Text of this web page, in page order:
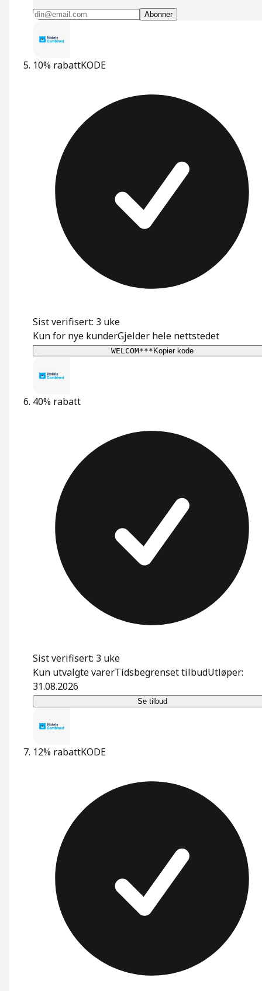
Abonner
10% rabattKODE
Sist verifisert: 3 uke
Kun for nye kunderGjelder hele nettstedet
WELCOM***Kopier kode
40% rabatt
Sist verifisert: 3 uke
Kun utvalgte varerTidsbegrenset tilbudUtløper:
31.08.2026
Se tilbud
12% rabattKODE